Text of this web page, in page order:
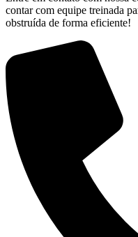
contar com equipe treinada
obstruída de forma eficiente!